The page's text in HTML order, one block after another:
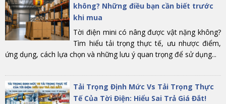
không? Những điều bạn cần biết trước
khi mua
Tời điện mini có nâng được vật nặng không?
Tìm hiểu tải trọng thực tế, ưu nhược điểm,
ứng dụng, cách lựa chọn và những lưu ý quan trọng để sử dụng...
Tải Trọng Định Mức Vs Tải Trọng Thực
Tế Của Tời Điện: Hiểu Sai Trả Giá Đắt!